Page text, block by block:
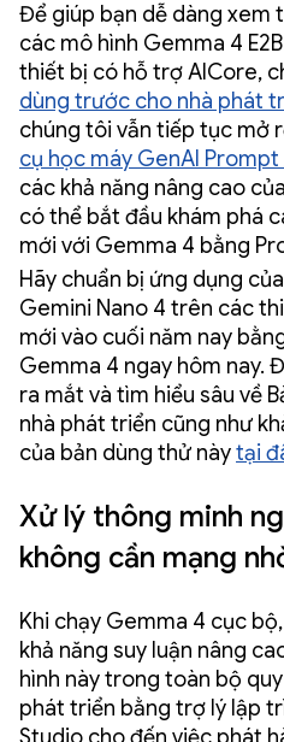
Để giúp bạn dễ dàng xem
các mô hình Gemma 4
thiết bị có hỗ trợ AICore,
dùng trước cho nhà phát
chúng tôi vẫn tiếp tục mở
cụ học máy GenAI Prompt
các khả năng nâng cao
có thể bắt đầu khám phá
mới với Gemma 4 bằng
Hãy chuẩn bị ứng dụng
Gemini Nano 4 trên các
mới vào cuối năm nay
Gemma 4 ngay hôm nay.
ra mắt và tìm hiểu sâu về
nhà phát triển cũng như
của bản dùng thử nàytại
Xử lý thông minh
không cần mạng
Khi chạy Gemma 4 cục
khả năng suy luận nâng
hình này trong toàn bộ
phát triển bằng trợ lý lập